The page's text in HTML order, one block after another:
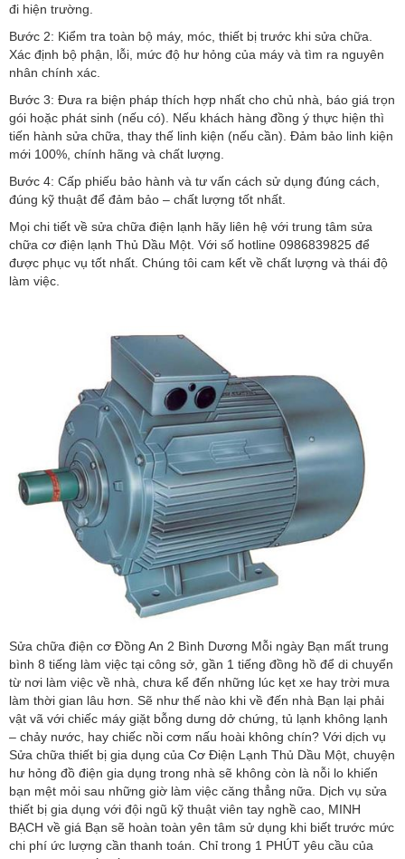
đi hiện trường.
Bước 2: Kiểm tra toàn bộ máy, móc, thiết bị trước khi sửa chữa.
Xác định bộ phận, lỗi, mức độ hư hỏng của máy và tìm ra nguyên
nhân chính xác.
Bước 3: Đưa ra biện pháp thích hợp nhất cho chủ nhà, báo giá trọn
gói hoặc phát sinh (nếu có). Nếu khách hàng đồng ý thực hiện thì
tiến hành sửa chữa, thay thế linh kiện (nếu cần). Đảm bảo linh kiện
mới 100%, chính hãng và chất lượng.
Bước 4: Cấp phiếu bảo hành và tư vấn cách sử dụng đúng cách,
đúng kỹ thuật để đảm bảo – chất lượng tốt nhất.
Mọi chi tiết về sửa chữa điện lạnh hãy liên hệ với trung tâm sửa
chữa cơ điện lạnh Thủ Dầu Một. Với số hotline 0986839825 để
được phục vụ tốt nhất. Chúng tôi cam kết về chất lượng và thái độ
làm việc.
Sửa chữa điện cơ Đồng An 2 Bình Dương Mỗi ngày Bạn mất trung
bình 8 tiếng làm việc tại công sở, gần 1 tiếng đồng hồ để di chuyển
từ nơi làm việc về nhà, chưa kể đến những lúc kẹt xe hay trời mưa
làm thời gian lâu hơn. Sẽ như thế nào khi về đến nhà Bạn lại phải
vật vã với chiếc máy giặt bỗng dưng dở chứng, tủ lạnh không lạnh
– chảy nước, hay chiếc nồi cơm nấu hoài không chín? Với dịch vụ
Sửa chữa thiết bị gia dụng của Cơ Điện Lạnh Thủ Dầu Một, chuyện
hư hỏng đồ điện gia dụng trong nhà sẽ không còn là nỗi lo khiến
bạn mệt mỏi sau những giờ làm việc căng thẳng nữa. Dịch vụ sửa
thiết bị gia dụng với đội ngũ kỹ thuật viên tay nghề cao, MINH
BẠCH về giá Bạn sẽ hoàn toàn yên tâm sử dụng khi biết trước mức
chi phí ức lượng cần thanh toán. Chỉ trong 1 PHÚT yêu cầu của